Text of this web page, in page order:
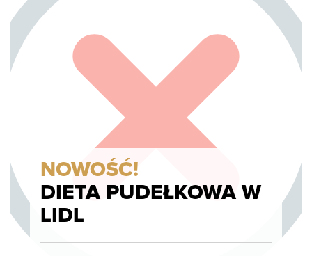
NOWOŚĆ!
DIETA PUDEŁKOWA W
LIDL